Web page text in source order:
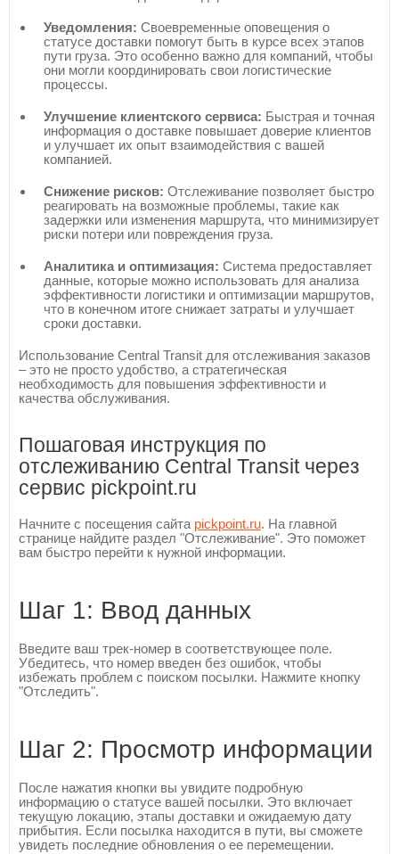
Уведомления: Своевременные оповещения о
статусе доставки помогут быть в курсе всех этапов
пути груза. Это особенно важно для компаний, чтобы
они могли координировать свои логистические
процессы.
Улучшение клиентского сервиса: Быстрая и точная
информация о доставке повышает доверие клиентов
и улучшает их опыт взаимодействия с вашей
компанией.
Снижение рисков: Отслеживание позволяет быстро
реагировать на возможные проблемы, такие как
задержки или изменения маршрута, что минимизирует
риски потери или повреждения груза.
Аналитика и оптимизация: Система предоставляет
данные, которые можно использовать для анализа
эффективности логистики и оптимизации маршрутов,
что в конечном итоге снижает затраты и улучшает
сроки доставки.
Использование Central Transit для отслеживания заказов
– это не просто удобство, а стратегическая
необходимость для повышения эффективности и
качества обслуживания.
Пошаговая инструкция по
отслеживанию Central Transit через
сервис pickpoint.ru
Начните с посещения сайта pickpoint.ru. На главной
странице найдите раздел "Отслеживание". Это поможет
вам быстро перейти к нужной информации.
Шаг 1: Ввод данных
Введите ваш трек-номер в соответствующее поле.
Убедитесь, что номер введен без ошибок, чтобы
избежать проблем с поиском посылки. Нажмите кнопку
"Отследить".
Шаг 2: Просмотр информации
После нажатия кнопки вы увидите подробную
информацию о статусе вашей посылки. Это включает
текущую локацию, этапы доставки и ожидаемую дату
прибытия. Если посылка находится в пути, вы сможете
увидеть последние обновления о ее перемещении.